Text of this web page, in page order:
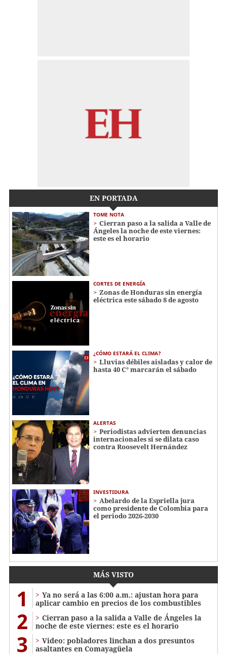
EN PORTADA
TOME NOTA
Cierran paso a la salida a Valle de
Ángeles la noche de este viernes:
este es el horario
CORTES DE ENERGÍA
Zonas de Honduras sin energía
eléctrica este sábado 8 de agosto
¿CÓMO ESTARÁ EL CLIMA?
Lluvias débiles aisladas y calor de
hasta 40 C° marcarán el sábado
ALERTAS
Periodistas advierten denuncias
internacionales si se dilata caso
contra Roosevelt Hernández
INVESTIDURA
Abelardo de la Espriella jura
como presidente de Colombia para
el periodo 2026-2030
MÁS VISTO
1
Ya no será a las 6:00 a.m.: ajustan hora para
aplicar cambio en precios de los combustibles
2
Cierran paso a la salida a Valle de Ángeles la
noche de este viernes: este es el horario
3
Video: pobladores linchan a dos presuntos
asaltantes en Comayagüela